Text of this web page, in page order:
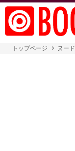
トップページ ヌード